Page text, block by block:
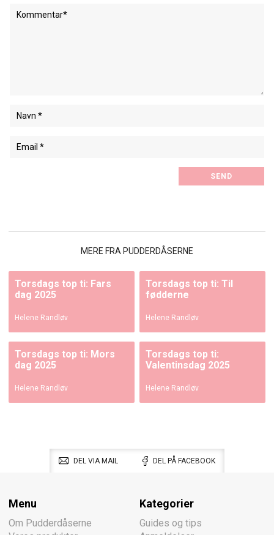
MERE FRA PUDDERDÅSERNE
Torsdags top ti: Fars
dag 2025
Helene Randløv
Torsdags top ti: Til
fødderne
Helene Randløv
Torsdags top ti: Mors
dag 2025
Helene Randløv
Torsdags top ti:
Valentinsdag 2025
Helene Randløv
DEL VIA MAIL DEL PÅ FACEBOOK
Menu
Om Pudderdåserne
Kategorier
Guides og tips